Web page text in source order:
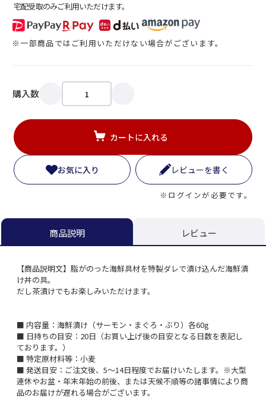
宅配受取のみご利用いただけます。
※一部商品ではご利用いただけない場合がございます。
購入数
カートに入れる
お気に入り レビューを書く
※ログインが必要です。
商品説明 レビュー
【商品説明文】脂がのった海鮮具材を特製ダレで漬け込んだ海鮮漬
け丼の具。
だし茶漬けでもお楽しみいただけます。
■ 内容量：海鮮漬け（サーモン・まぐろ・ぶり）各60g
■ 日持ちの目安：20日（お買い上げ後の目安となる日数を表記し
ております。）
■ 特定原材料等：小麦
■ 発送目安：ご注文後、5～14日程度でお届けいたします。※大型
連休やお盆・年末年始の前後、または天候不順等の諸事情により商
品のお届けが遅れる場合がございます。